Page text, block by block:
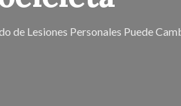
de Lesiones Personales Puede